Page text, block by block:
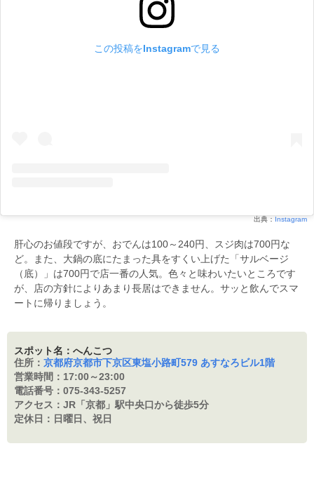
この投稿をInstagramで見る
出典： Instagram
肝心のお値段ですが、おでんは100～240円、スジ肉は700円な
ど。また、大鍋の底にたまった具をすくい上げた「サルベージ
（底）」は700円で店一番の人気。色々と味わいたいところです
が、店の方針によりあまり長居はできません。サッと飲んでスマ
ートに帰りましょう。
スポット名：へんこつ
住所： 京都府京都市下京区東塩小路町579 あすなろビル1階
営業時間： 17:00～23:00
電話番号： 075-343-5257
アクセス： JR「京都」駅中央口から徒歩5分
定休日： 日曜日、祝日